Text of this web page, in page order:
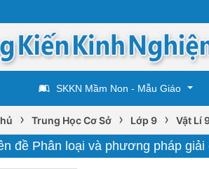
SKKN Mầm Non - Mẫu Giáo
› Trung Học Cơ Sở › Lớp 9 › Vật Lí
đề Phân loại và phương pháp